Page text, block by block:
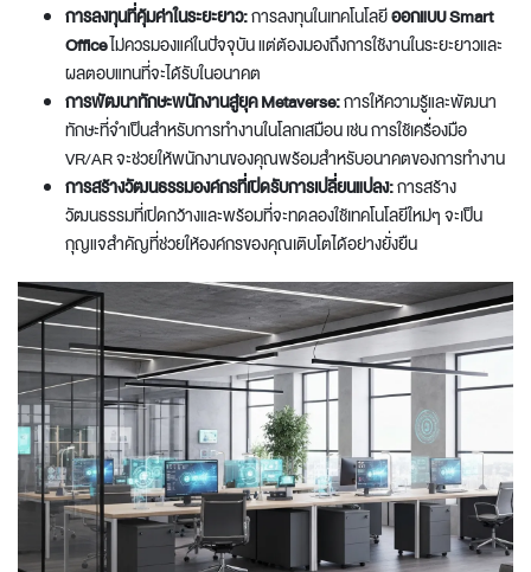
การลงทุนที่คุ้มค่าในระยะยาว:การลงทุนในเทคโนโลยีออกแบบ Smart
Officeไม่ควรมองแค่ในปัจจุบัน แต่ต้องมองถึงการใช้งานในระยะยาวและ
ผลตอบแทนที่จะได้รับในอนาคต
การพัฒนาทักษะพนักงานสู่ยุค Metaverse:การให้ความรู้และพัฒนา
ทักษะที่จำเป็นสำหรับการทำงานในโลกเสมือน เช่น การใช้เครื่องมือ
VR/AR จะช่วยให้พนักงานของคุณพร้อมสำหรับอนาคตของการทำงาน
การสร้างวัฒนธรรมองค์กรที่เปิดรับการเปลี่ยนแปลง:การสร้าง
วัฒนธรรมที่เปิดกว้างและพร้อมที่จะทดลองใช้เทคโนโลยีใหม่ๆ จะเป็น
กุญแจสำคัญที่ช่วยให้องค์กรของคุณเติบโตได้อย่างยั่งยืน